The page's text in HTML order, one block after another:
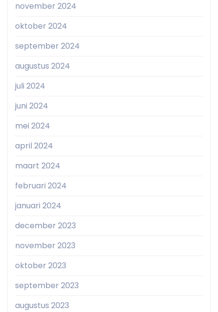
november 2024
oktober 2024
september 2024
augustus 2024
juli 2024
juni 2024
mei 2024
april 2024
maart 2024
februari 2024
januari 2024
december 2023
november 2023
oktober 2023
september 2023
augustus 2023